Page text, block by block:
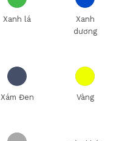
Xanh lá
Xanh
dương
Xám Đen Vàng